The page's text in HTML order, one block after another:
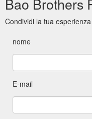
Condividi la tua
nome
E-mail